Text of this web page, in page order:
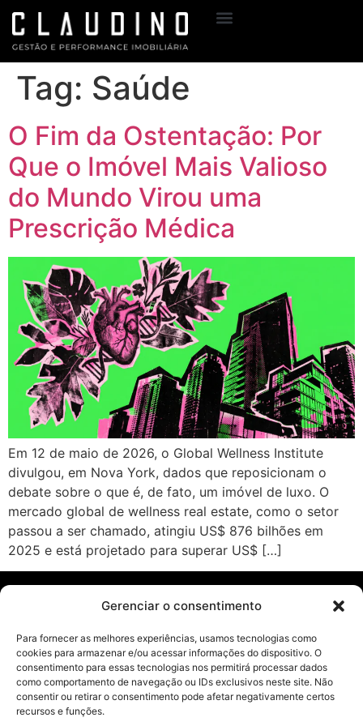
Gerenciar o consentimento
Para fornecer as melhores experiências, usamos tecnologias como
cookies para armazenar e/ou acessar informações do dispositivo. O
consentimento para essas tecnologias nos permitirá processar dados
como comportamento de navegação ou IDs exclusivos neste site. Não
consentir ou retirar o consentimento pode afetar negativamente certos
recursos e funções.
Tag: Saúde
O Fim da Ostentação: Por
Que o Imóvel Mais Valioso
do Mundo Virou uma
Prescrição Médica
Em 12 de maio de 2026, o Global Wellness Institute
divulgou, em Nova York, dados que reposicionam o
debate sobre o que é, de fato, um imóvel de luxo. O
mercado global de wellness real estate, como o setor
passou a ser chamado, atingiu US$ 876 bilhões em
2025 e está projetado para superar US$ […]
Páginas
Blog
Livros
Política de